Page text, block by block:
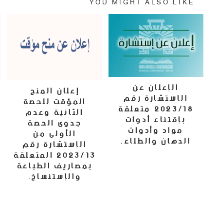
إعلان المنح
المؤقت للحصة
الثانية وعدم
جدوى الحصة
الأولى من
الإستشارة رقم
2023/13 المتعلقة
بمصاريف الطباعة
والإستنساخ.
الإعلان عن
الإستشارة رقم
2023/18 متعلقة
بإقتناء أدوات
مواد وأدوات
الدهان والطلاء.